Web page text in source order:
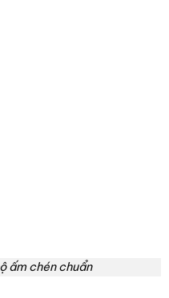
ấm chén chuẩn